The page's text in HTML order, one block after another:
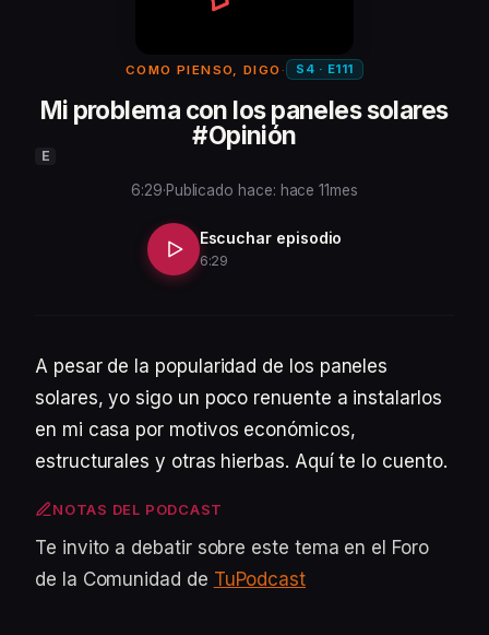
COMO PIENSO, DIGO · S4 · E111
Mi problema con los paneles solares
#Opinión
E
6:29·Publicado hace: hace 11mes
Escuchar episodio
6:29
A pesar de la popularidad de los paneles
solares, yo sigo un poco renuente a instalarlos
en mi casa por motivos económicos,
estructurales y otras hierbas. Aquí te lo cuento.
NOTAS DEL PODCAST
Te invito a debatir sobre este tema en el Foro
de la Comunidad de TuPodcast